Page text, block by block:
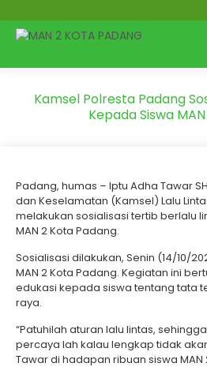
Kamsel Polresta Padang
Kepada Siswa
Padang, humas – Iptu Adha Tawar
dan Keselamatan (Kamsel) Lalu
melakukan sosialisasi tertib berlalu
MAN 2 Kota Padang.
Sosialisasi dilakukan, Senin (14/10/
MAN 2 Kota Padang. Kegiatan ini
edukasi kepada siswa tentang tata
raya.
“Patuhilah aturan lalu lintas,
percaya lah kalau lengkap tidak
Tawar di hadapan ribuan siswa MAN